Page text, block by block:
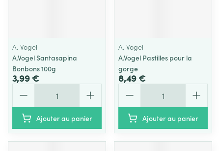
A. Vogel
A.Vogel Santasapina
Bonbons 100g
3,99 €
Ajouter au panier
A. Vogel
A.Vogel Pastilles pour la
gorge
8,49 €
Ajouter au panier